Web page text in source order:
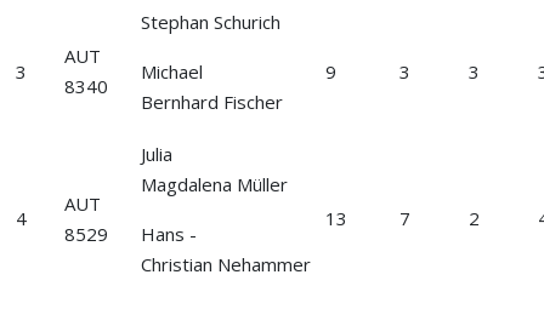
3
AUT
8340
Stephan Schurich
Michael
Bernhard Fischer
9 3 3
4
AUT
8529
Julia
Magdalena Müller
Hans -
Christian Nehammer
13 7 2